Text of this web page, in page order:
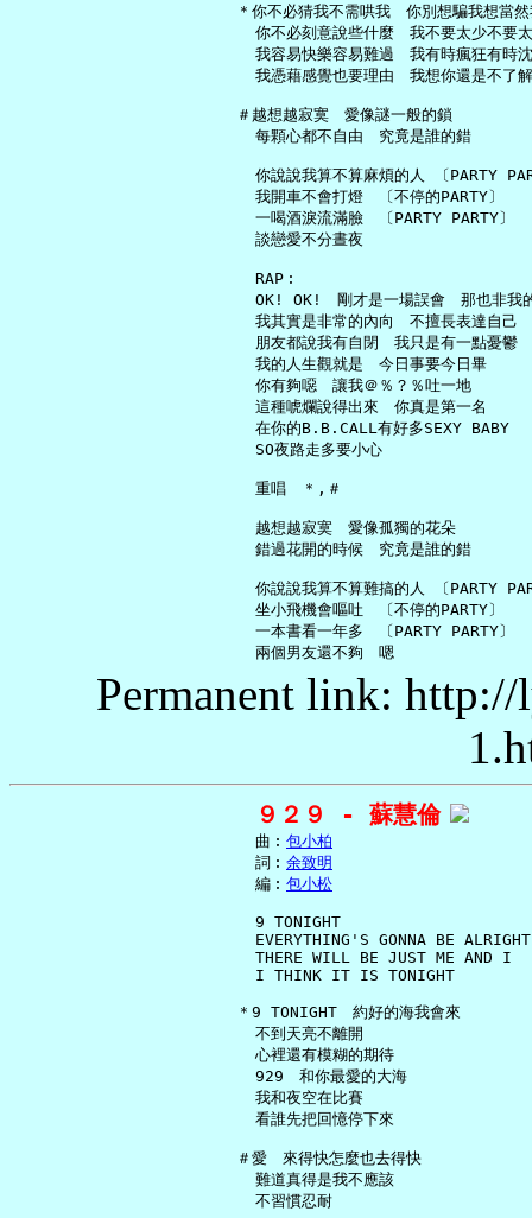
＊你不必猜我不需哄我　你別想騙我想當
你不必刻意說些什麼　我不要太少不要
我容易快樂容易難過　我有時瘋狂有時
我憑藉感覺也要理由　我想你還是不了
   ＃越想越寂寞　愛像謎一般的鎖
     每顆心都不自由　究竟是誰的錯
你說說我算不算麻煩的人 〔PARTY
     我開車不會打燈　〔不停的PARTY〕
     一喝酒淚流滿臉　〔PARTY PARTY〕
     談戀愛不分晝夜
     RAP︰
OK! OK!　剛才是一場誤會　那也非我
     我其實是非常的內向　不擅長表達自己
     朋友都說我有自閉　我只是有一點憂鬱
     我的人生觀就是　今日事要今日畢
     你有夠噁　讓我＠％？％吐一地
     這種唬爛說得出來　你真是第一名
     在你的B.B.CALL有好多SEXY BABY
     SO夜路走多要小心
     重唱　＊,＃
     越想越寂寞　愛像孤獨的花朵
     錯過花開的時候　究竟是誰的錯
你說說我算不算難搞的人 〔PARTY
     坐小飛機會嘔吐　〔不停的PARTY〕
     一本書看一年多　〔PARTY PARTY〕
Permanent link:
９２９ - 蘇慧倫
     曲︰
包小柏
     詞︰
余致明
     編︰
包小松
     9 TONIGHT
     EVERYTHING'S GONNA BE ALRIGHT
     THERE WILL BE JUST ME AND I
     I THINK IT IS TONIGHT
   ＊9 TONIGHT　約好的海我會來
     不到天亮不離開
     心裡還有模糊的期待
     929　和你最愛的大海
     我和夜空在比賽
     看誰先把回憶停下來
   ＃愛　來得快怎麼也去得快
     難道真得是我不應該
     不習慣忍耐